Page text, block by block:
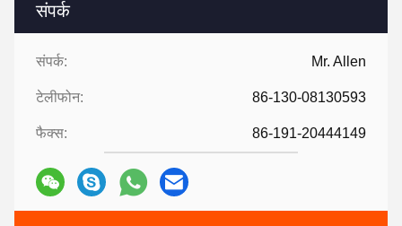
संपर्क
संपर्क: Mr. Allen
टेलीफोन: 86-130-08130593
फैक्स: 86-191-20444149